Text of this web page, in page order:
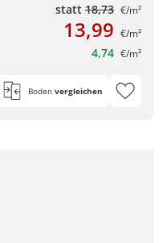
statt 18,73 €/m²
13,99 €/m²
4,74 €/m²
Boden vergleichen